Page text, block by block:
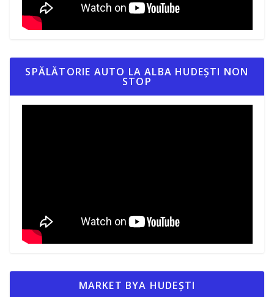
SPĂLĂTORIE AUTO LA ALBA HUDEȘTI NON
STOP
MARKET BYA HUDEȘTI